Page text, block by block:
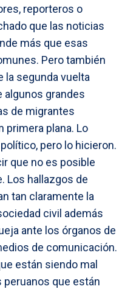
reporteros o
que las noticias
más que esas
Pero también
la segunda vuelta
algunos grandes
de migrantes
primera plana. Lo
pero lo hicieron.
que no es posible
Los hallazgos de
tan claramente la
civil además
ante los órganos de
de comunicación.
están siendo mal
que están